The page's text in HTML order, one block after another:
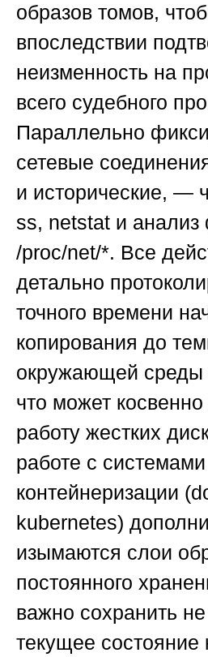
образов томов,
впоследствии
неизменность на
всего судебного
Параллельно
сетевые
и исторические, —
ss, netstat и
/proc/net/*. Все
детально
точного времени
копирования до
окружающей среды
что может
работу жестких
работе с
контейнеризации
kubernetes)
изымаются слои
постоянного
важно сохранить не
текущее состояние